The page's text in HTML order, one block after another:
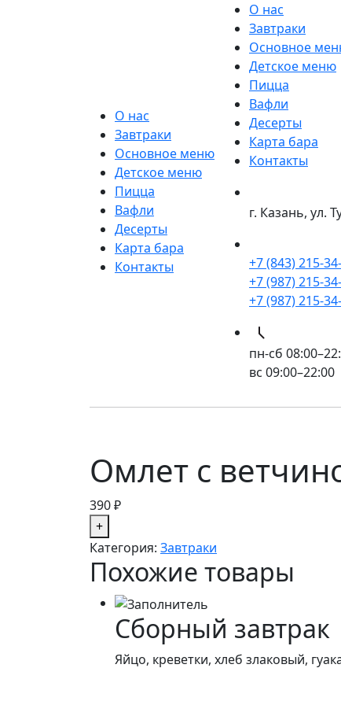
О нас
Завтраки
Основное меню
Детское меню
Пицца
Вафли
Десерты
Карта бара
Контакты
О нас
Завтраки
Основное
Детское меню
Пицца
Вафли
Десерты
Карта бара
Контакты
г. Казань, ул.
+7 (843) 215-
+7 (987) 215-
+7 (987) 215-
пн-сб
вс 09:00–22:00
Омлет с
390₽
Категория: Завтраки
Похожие товары
Сборный завтрак
Яйцо, креветки, хлеб злаковый,